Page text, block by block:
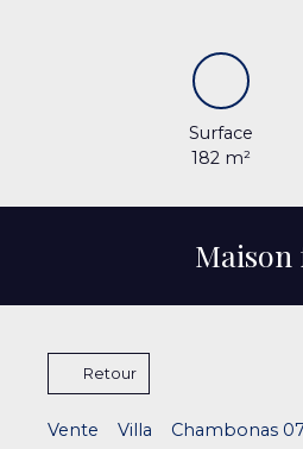
Surface
182 m²
Maison
Retour
Vente Villa Chambonas